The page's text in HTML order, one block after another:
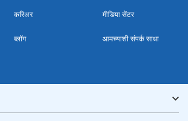
करिअर मीडिया सेंटर
ब्लॉग आमच्याशी संपर्क साधा